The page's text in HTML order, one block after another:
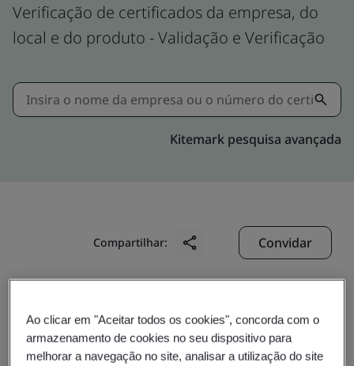
Verificação de certificados da empresa, do
local e do produto - Validação e Verificação
Kitemark pesquisa avançada
Compartilhar: Convidar
Ao clicar em "Aceitar todos os cookies", concorda com o
armazenamento de cookies no seu dispositivo para
melhorar a navegação no site, analisar a utilização do site